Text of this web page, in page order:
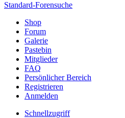
Standard-Forensuche
Shop
Forum
Galerie
Pastebin
Mitglieder
FAQ
Persönlicher Bereich
Registrieren
Anmelden
Schnellzugriff